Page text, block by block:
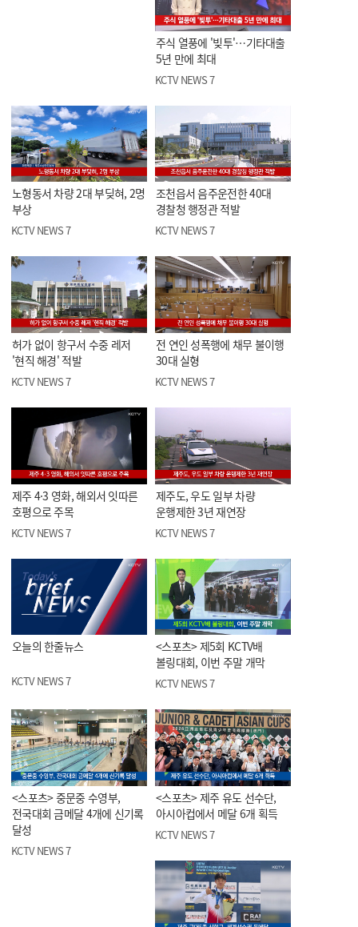
주식 열풍에 '빚투'…기타대출
5년 만에 최대
KCTV NEWS 7
노형동서 차량 2대 부딪혀, 2명
부상
KCTV NEWS 7
조천읍서 음주운전한 40대
경찰청 행정관 적발
KCTV NEWS 7
허가 없이 항구서 수중 레저
'현직 해경' 적발
KCTV NEWS 7
전 연인 성폭행에 채무 불이행
30대 실형
KCTV NEWS 7
제주 4·3 영화, 해외서 잇따른
호평으로 주목
KCTV NEWS 7
제주도, 우도 일부 차량
운행제한 3년 재연장
KCTV NEWS 7
오늘의 한줄뉴스
KCTV NEWS 7
<스포츠> 제5회 KCTV배
볼링대회, 이번 주말 개막
KCTV NEWS 7
<스포츠> 중문중 수영부,
전국대회 금메달 4개에 신기록
달성
KCTV NEWS 7
<스포츠> 제주 유도 선수단,
아시아컵에서 메달 6개 획득
KCTV NEWS 7